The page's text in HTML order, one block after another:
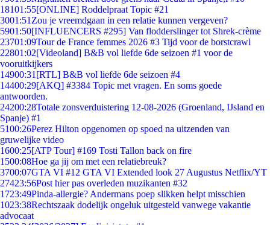
18101:55[ONLINE] Roddelpraat Topic #21
3001:51 Zou je vreemdgaan in een relatie kunnen vergeven?
5901:50[INFLUENCERS #295] Van flodderslinger tot Shrek-crème
23701:09Tour de France femmes 2026 #3 Tijd voor de borstcrawl
22801:02[Videoland] B&B vol liefde 6de seizoen #1 voor de
vooruitkijkers
14900:31 [RTL] B&B vol liefde 6de seizoen #4
14400:29[AKQ] #3384 Topic met vragen. En soms goede
antwoorden.
24200:28Totale zonsverduistering 12-08-2026 (Groenland, IJsland en
Spanje) #1
5100:26Perez Hilton opgenomen op spoed na uitzenden van
gruwelijke video
1600:25[ATP Tour] #169 Tosti Tallon back on fire
1500:08Hoe ga jij om met een relatiebreuk?
3700:07GTA VI #12 GTA VI Extended look 27 Augustus Netflix/YT
27423:56Post hier pas overleden muzikanten #32
1723:49Pinda-allergie? Andermans poep slikken helpt misschien
1023:38Rechtszaak dodelijk ongeluk uitgesteld vanwege vakantie
advocaat